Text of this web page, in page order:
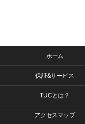
ホーム
保証&サービス
TUCとは？
アクセスマップ